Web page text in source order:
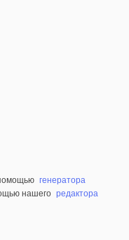
генератора
нашего редактора